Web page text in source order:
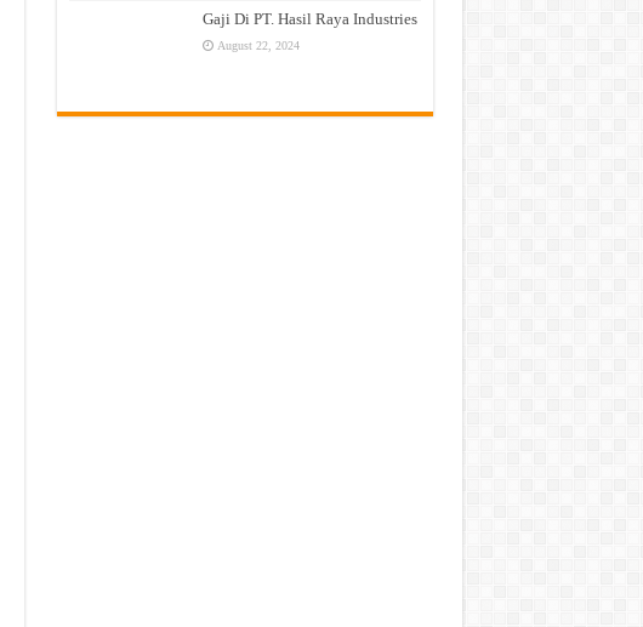
Gaji Di PT. Hasil Raya Industries
August 22, 2024